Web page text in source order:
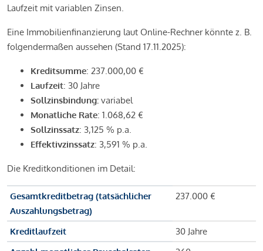
Laufzeit mit variablen Zinsen.
Eine Immobilienfinanzierung laut Online-Rechner könnte z. B.
folgendermaßen aussehen (Stand 17.11.2025):
Kreditsumme: 237.000,00 €
Laufzeit: 30 Jahre
Sollzinsbindung: variabel
Monatliche Rate: 1.068,62 €
Sollzinssatz: 3,125 % p.a.
Effektivzinssatz: 3,591 % p.a.
Die Kreditkonditionen im Detail:
Gesamtkreditbetrag (tatsächlicher
Auszahlungsbetrag)
237.000 €
Kreditlaufzeit
30 Jahre